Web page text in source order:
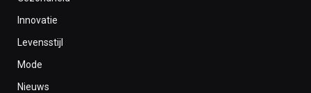
Innovatie
Levensstijl
Mode
Nieuws